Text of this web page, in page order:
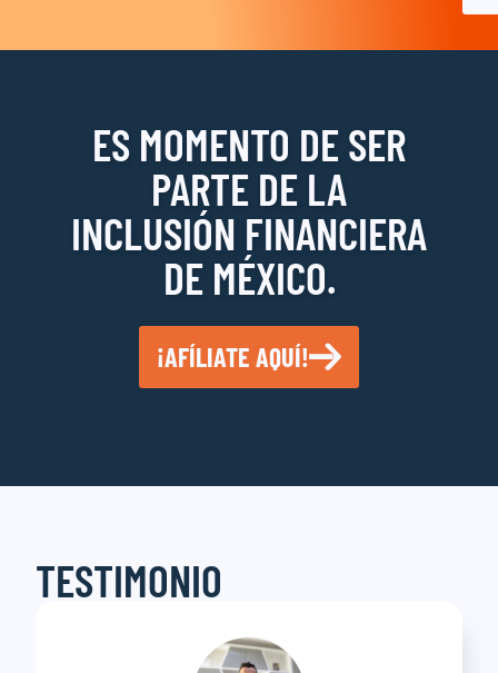
ES MOMENTO DE SER
PARTE DE LA
INCLUSIÓN FINANCIERA
DE MÉXICO.
¡AFÍLIATE AQUÍ!
TESTIMONIO